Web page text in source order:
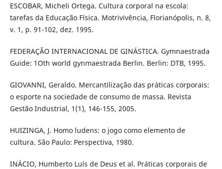
ESCOBAR, Micheli Ortega. Cultura corporal na escola:
tarefas da Educação Física. Motrivivência, Florianópolis, n. 8,
v. 1, p. 91-102, dez. 1995.
FEDERAÇÃO INTERNACIONAL DE GINÁSTICA. Gymnaestrada
Guide: 1Oth world gynmaestrada Berlin. Berlin: DTB, 1995.
GIOVANNI, Geraldo. Mercantilização das práticas corporais:
o esporte na sociedade de consumo de massa. Revista
Gestão Industrial, 1(1), 146-155, 2005.
HUIZINGA, J. Homo ludens: o jogo como elemento de
cultura. São Paulo: Perspectiva, 1980.
INÁCIO, Humberto Luís de Deus et al. Práticas corporais de